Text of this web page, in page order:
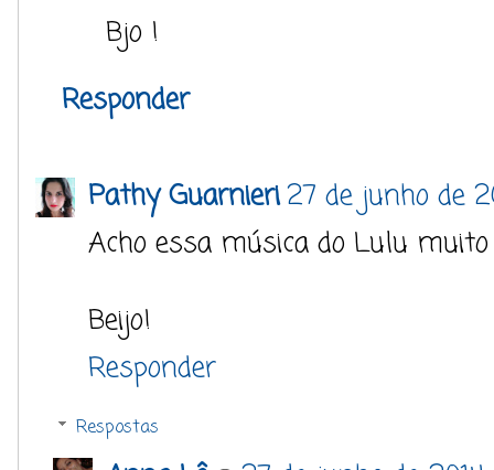
Bjo !
Responder
Pathy Guarnieri27 de junho de
Acho essa música do Lulu
Beijo!
Responder
Respostas